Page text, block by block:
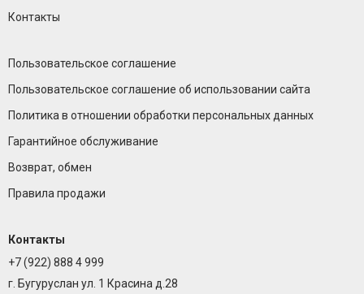
Контакты
Пользовательское соглашение
Пользовательское соглашение об использовании сайта
Политика в отношении обработки персональных данных
Гарантийное обслуживание
Возврат, обмен
Правила продажи
Контакты
+7 (922) 888 4 999
г. Бугуруслан ул. 1 Красина д.28